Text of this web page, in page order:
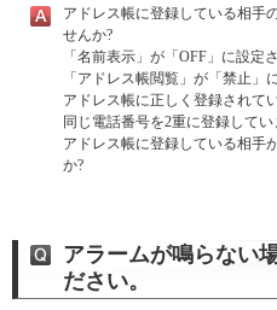
アドレス帳に登録している相手
せんか?
「名前表示」が「OFF」に設定
「アドレス帳閲覧」が「禁止」
アドレス帳に正しく登録されて
同じ電話番号を2重に登録してい
アドレス帳に登録している相手
か?
アラームが鳴らない
ださい。